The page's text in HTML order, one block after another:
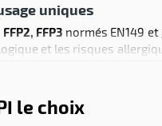
uniques
FFP3 normés EN149
et les risques
le choix